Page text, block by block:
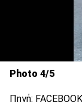
Photo 4/5
Πηγή: